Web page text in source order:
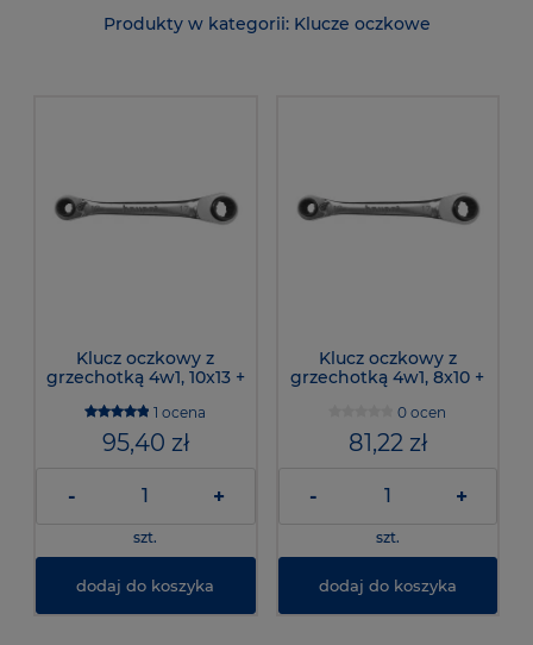
Klucze oczkowe
Klucz oczkowy z
grzechotką 4w1, 10x13 +
1 ocena
95,40 zł
- +
szt.
dodaj do koszyka
Klucz oczkowy z
grzechotką 4w1, 8x10 +
0 ocen
81,22 zł
- +
szt.
dodaj do koszyka